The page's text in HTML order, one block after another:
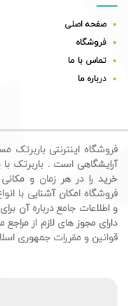
صفحه اصلی
فروشگاه
تماس با ما
درباره ما
فروشگاه اینترنتی باربرتک
آرایشگاهی است . باربرتک
خرید را در هر زمان و
فروشگاه امکان آشنایی با
و اطلاعات جامع درباره آن
دارای مجوز های لازم از
قوانین و مقررات جمهوری